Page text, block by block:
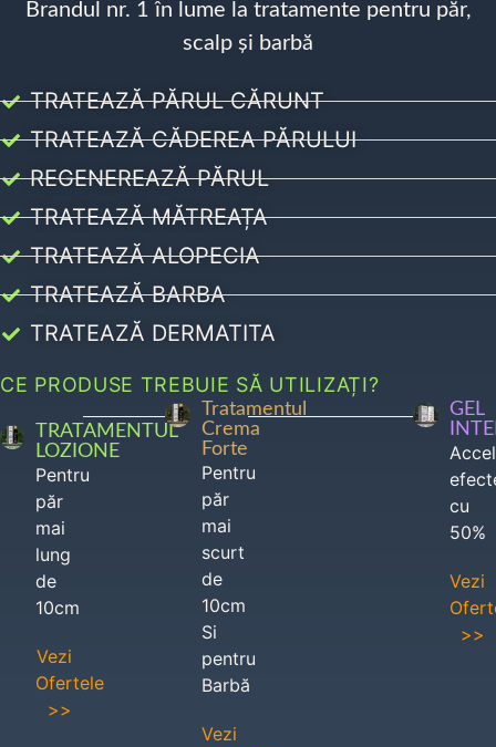
Brandul nr. 1 în lume la tratamente pentru păr,
scalp și barbă
TRATEAZĂ PĂRUL CĂRUNT
TRATEAZĂ CĂDEREA PĂRULUI
REGENEREAZĂ PĂRUL
TRATEAZĂ MĂTREAȚA
TRATEAZĂ ALOPECIA
TRATEAZĂ BARBA
TRATEAZĂ DERMATITA
CE PRODUSE TREBUIE SĂ UTILIZAȚI?
TRATAMENTUL
LOZIONE
Pentru
păr
mai
lung
de
10cm
Vezi
Ofertele
>>
Tratamentul
Crema
Forte
Pentru
păr
mai
scurt
de
10cm
Si
pentru
Barbă
Vezi
GEL
cu
50%
Vezi
>>